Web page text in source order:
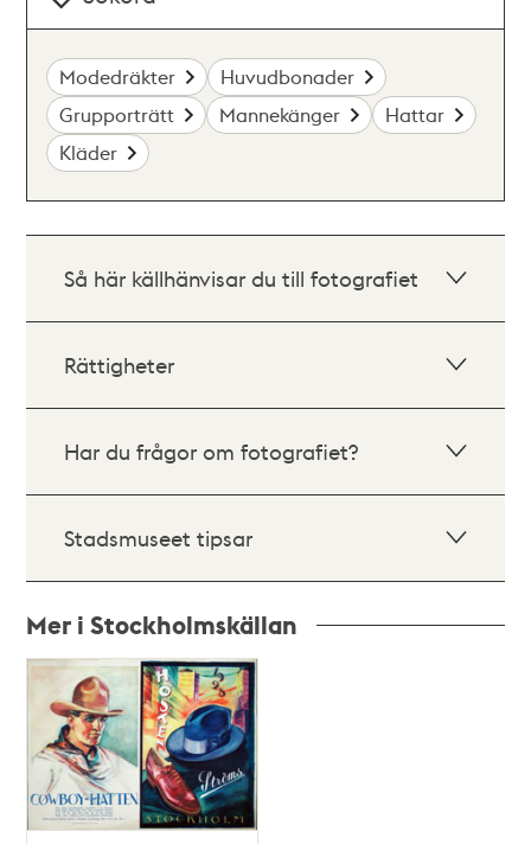
Modedräkter
Huvudbonader
Grupporträtt
Mannekänger
Hattar
Kläder
Så här källhänvisar du till fotografiet
Rättigheter
Har du frågor om fotografiet?
Stadsmuseet tipsar
Mer i Stockholmskällan
Relaterade
poster
teman